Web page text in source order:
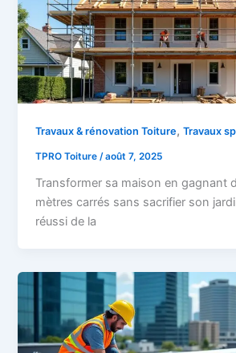
Travaux & rénovation Toiture,Travaux
TPRO Toiture/août 7, 2025
Transformer sa maison en gagnant
mètres carrés sans sacrifier son
réussi de la